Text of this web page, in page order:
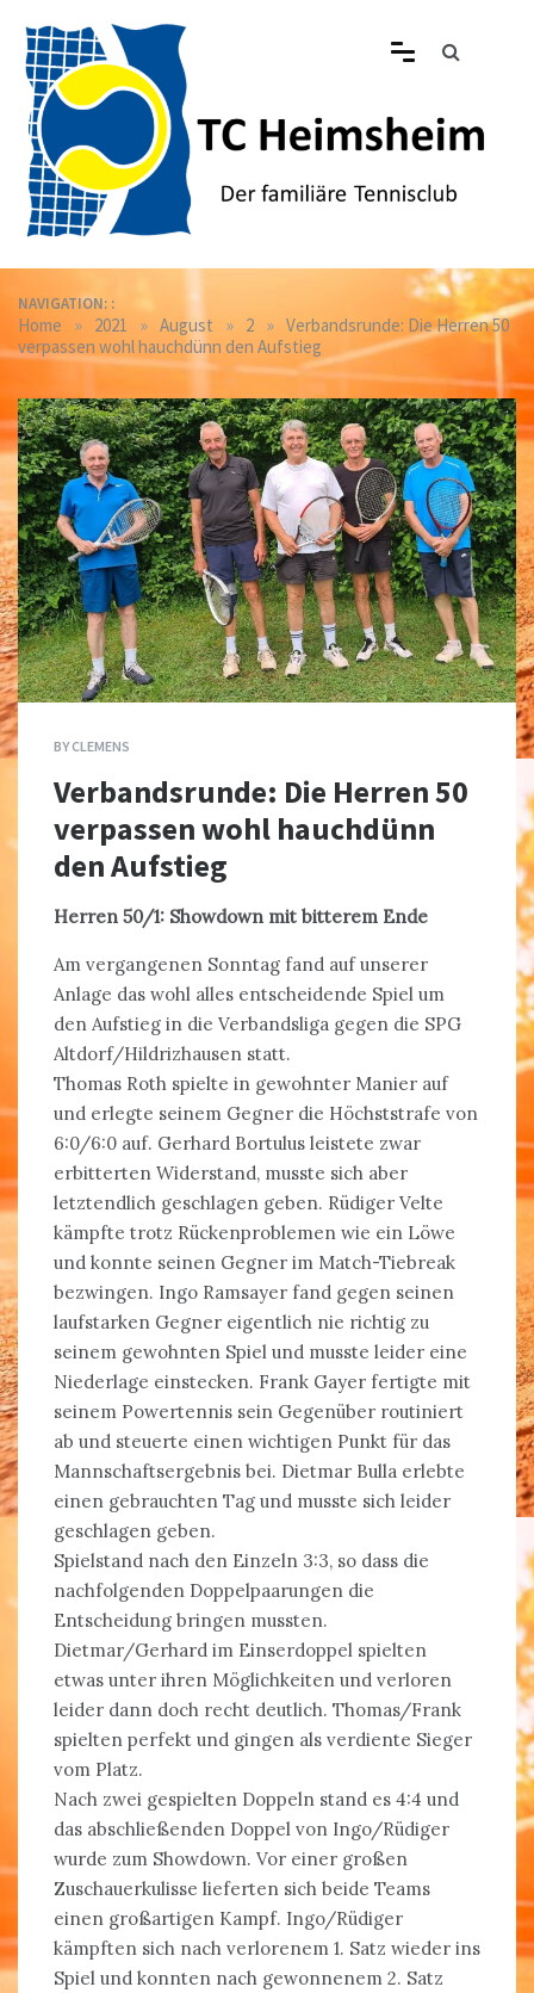
content
Tennisclub Heimsheim
NAVIGATION: :
Home » 2021 » August » 2 » Verbandsrunde: Die Herren 50
verpassen wohl hauchdünn den Aufstieg
BYCLEMENS
Verbandsrunde: Die Herren 50
verpassen wohl hauchdünn
den Aufstieg
Herren 50/1: Showdown mit bitterem Ende
Am vergangenen Sonntag fand auf unserer
Anlage das wohl alles entscheidende Spiel um
den Aufstieg in die Verbandsliga gegen die SPG
Altdorf/Hildrizhausen statt.
Thomas Roth spielte in gewohnter Manier auf
und erlegte seinem Gegner die Höchststrafe von
6:0/6:0 auf. Gerhard Bortulus leistete zwar
erbitterten Widerstand, musste sich aber
letztendlich geschlagen geben. Rüdiger Velte
kämpfte trotz Rückenproblemen wie ein Löwe
und konnte seinen Gegner im Match-Tiebreak
bezwingen. Ingo Ramsayer fand gegen seinen
laufstarken Gegner eigentlich nie richtig zu
seinem gewohnten Spiel und musste leider eine
Niederlage einstecken. Frank Gayer fertigte mit
seinem Powertennis sein Gegenüber routiniert
ab und steuerte einen wichtigen Punkt für das
Mannschaftsergebnis bei. Dietmar Bulla erlebte
einen gebrauchten Tag und musste sich leider
geschlagen geben.
Spielstand nach den Einzeln 3:3, so dass die
nachfolgenden Doppelpaarungen die
Entscheidung bringen mussten.
Dietmar/Gerhard im Einserdoppel spielten
etwas unter ihren Möglichkeiten und verloren
leider dann doch recht deutlich. Thomas/Frank
spielten perfekt und gingen als verdiente Sieger
vom Platz.
Nach zwei gespielten Doppeln stand es 4:4 und
das abschließenden Doppel von Ingo/Rüdiger
wurde zum Showdown. Vor einer großen
Zuschauerkulisse lieferten sich beide Teams
einen großartigen Kampf. Ingo/Rüdiger
kämpften sich nach verlorenem 1. Satz wieder ins
Spiel und konnten nach gewonnenem 2. Satz